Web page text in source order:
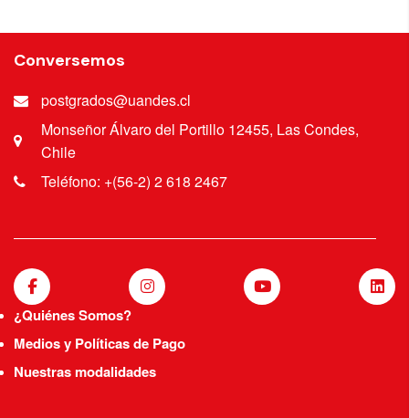
Cargos actuales: Médico Traumatólogo, Jefe
Hospital del Trabajador. Asociación Chilena de
Seguridad. Profesor Asociado, Postítulo
Ortopedia y Traumatología. Hospital del
Trabajador. Universidad Andrés Bello
Conversemos
postgrados@uandes.cl
Monseñor Álvaro del Portillo 12455, Las Condes,
Chile
Teléfono: +(56-2) 2 618 2467
¿Quiénes Somos?
Medios y Políticas de Pago
Nuestras modalidades